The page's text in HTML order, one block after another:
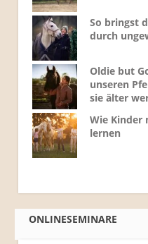
So bringst
durch
Oldie but
unseren
sie älter
Wie Kinder
lernen
ONLINESEMINARE